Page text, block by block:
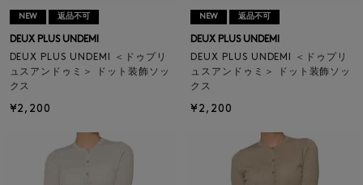
NEW 返品不可
DEUX PLUS UNDEMI
DEUX PLUS UNDEMI ＜ドゥプリ
ュスアンドゥミ＞ ドット装飾ソッ
クス
¥2,200
NEW 返品不可
DEUX PLUS UNDEMI
DEUX PLUS UNDEMI ＜ドゥプリ
ュスアンドゥミ＞ ドット装飾ソッ
クス
¥2,200